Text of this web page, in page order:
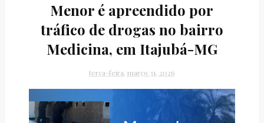
Menor é apreendido por
tráfico de drogas no bairro
Medicina, em Itajubá-MG
terça-feira, março 31, 2026